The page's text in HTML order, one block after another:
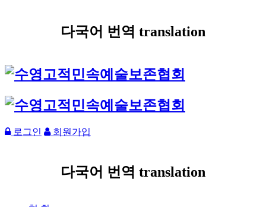
다국어 번역 translation
로그인 회원가입
다국어 번역 translation